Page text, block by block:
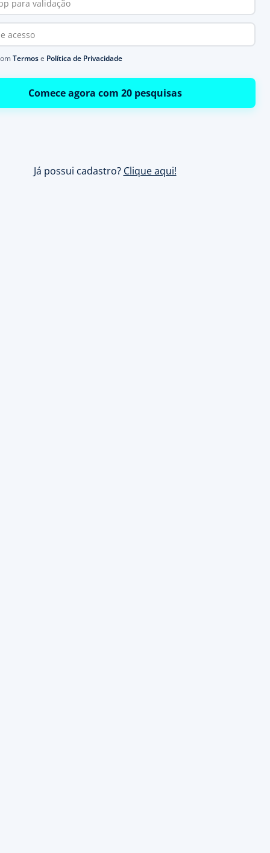
Termose Política de Privacidade
Comece agora com 20 pesquisas
Já possui cadastro? Clique aqui!